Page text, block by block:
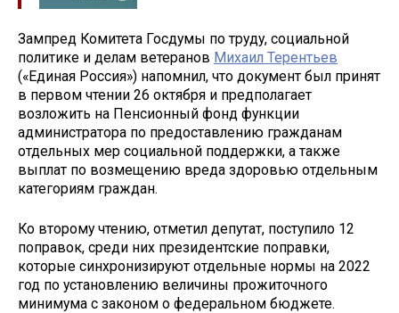
Зампред Комитета Госдумы по труду, социальной
политике и делам ветеранов Михаил Терентьев
(«Единая Россия») напомнил, что документ был принят
в первом чтении 26 октября и предполагает
возложить на Пенсионный фонд функции
администратора по предоставлению гражданам
отдельных мер социальной поддержки, а также
выплат по возмещению вреда здоровью отдельным
категориям граждан.
Ко второму чтению, отметил депутат, поступило 12
поправок, среди них президентские поправки,
которые синхронизируют отдельные нормы на 2022
год по установлению величины прожиточного
минимума с законом о федеральном бюджете.